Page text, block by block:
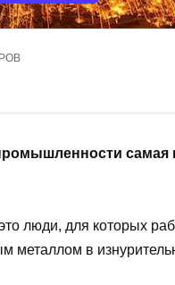
люди, для которых
металлом в